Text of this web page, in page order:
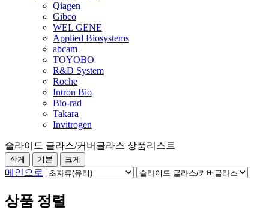
Qiagen
Gibco
WEL GENE
Applied Biosystems
abcam
TOYOBO
R&D System
Roche
Intron Bio
Bio-rad
Takara
Invitrogen
슬라이드 글라스/커버글라스 상품리스트
작게 기본 크게
메인으로
상품 정렬